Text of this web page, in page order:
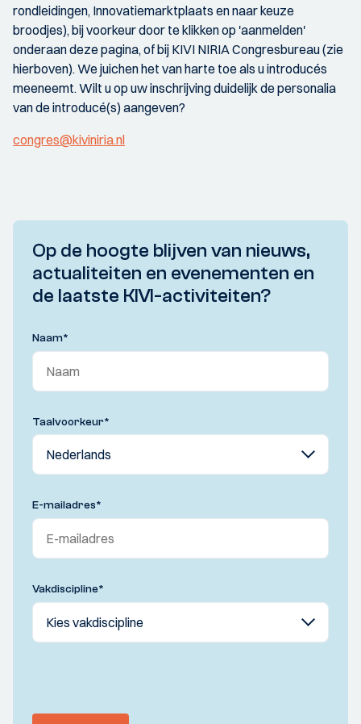
rondleidingen, Innovatiemarktplaats en naar keuze
broodjes), bij voorkeur door te klikken op 'aanmelden'
onderaan deze pagina, of bij KIVI NIRIA Congresbureau (zie
hierboven). We juichen het van harte toe als u introducés
meeneemt. Wilt u op uw inschrijving duidelijk de personalia
van de introducé(s) aangeven?
congres@kiviniria.nl
Op de hoogte blijven van nieuws,
actualiteiten en evenementen en
de laatste KIVI-activiteiten?
Naam*
Taalvoorkeur*
E-mailadres*
Vakdiscipline*